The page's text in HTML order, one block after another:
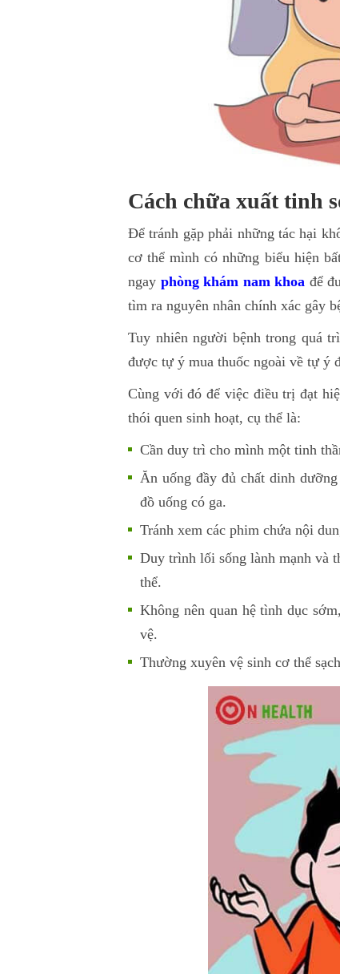
Cách chữa xuất tinh
Để tránh gặp phải những tác hại
cơ thể mình có những biểu hiện
ngay phòng khám nam khoa để
tìm ra nguyên nhân chính xác gây
Tuy nhiên người bệnh trong quá
được tự ý mua thuốc ngoài về tự ý
Cùng với đó để việc điều trị đạt
thói quen sinh hoạt, cụ thể là:
Cần duy trì cho mình một tinh
Ăn uống đầy đủ chất dinh
đồ uống có ga.
Tránh xem các phim chứa nội
Duy trình lối sống lành mạnh và
thể.
Không nên quan hệ tình dục
vệ.
Thường xuyên vệ sinh cơ thể